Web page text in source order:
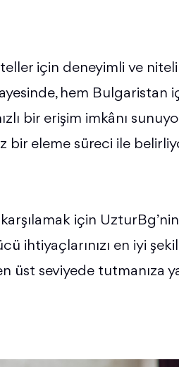
için deneyimli ve
hem Bulgaristan
bir erişim imkânı
bir eleme süreci ile
karşılamak için
ihtiyaçlarınızı en iyi
üst seviyede tutmanıza